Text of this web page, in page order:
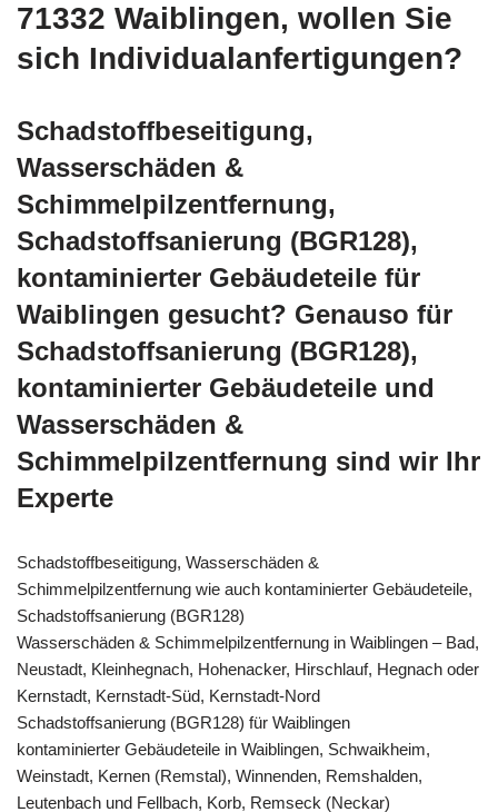
71332 Waiblingen, wollen Sie
sich Individualanfertigungen?
Schadstoffbeseitigung,
Wasserschäden &
Schimmelpilzentfernung,
Schadstoffsanierung (BGR128),
kontaminierter Gebäudeteile für
Waiblingen gesucht? Genauso für
Schadstoffsanierung (BGR128),
kontaminierter Gebäudeteile und
Wasserschäden &
Schimmelpilzentfernung sind wir Ihr
Experte
Schadstoffbeseitigung, Wasserschäden &
Schimmelpilzentfernung wie auch kontaminierter Gebäudeteile,
Schadstoffsanierung (BGR128)
Wasserschäden & Schimmelpilzentfernung in Waiblingen – Bad,
Neustadt, Kleinhegnach, Hohenacker, Hirschlauf, Hegnach oder
Kernstadt, Kernstadt-Süd, Kernstadt-Nord
Schadstoffsanierung (BGR128) für Waiblingen
kontaminierter Gebäudeteile in Waiblingen, Schwaikheim,
Weinstadt, Kernen (Remstal), Winnenden, Remshalden,
Leutenbach und Fellbach, Korb, Remseck (Neckar)